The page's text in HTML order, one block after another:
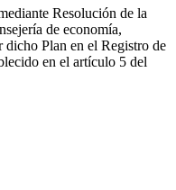
Resolución de la
de economía,
Plan en el Registro de
en el artículo 5 del